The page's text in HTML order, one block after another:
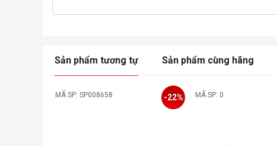
Sản phẩm tương tự Sản phẩm cùng hãng
MÃ SP: SP008658 -22% MÃ SP: 0